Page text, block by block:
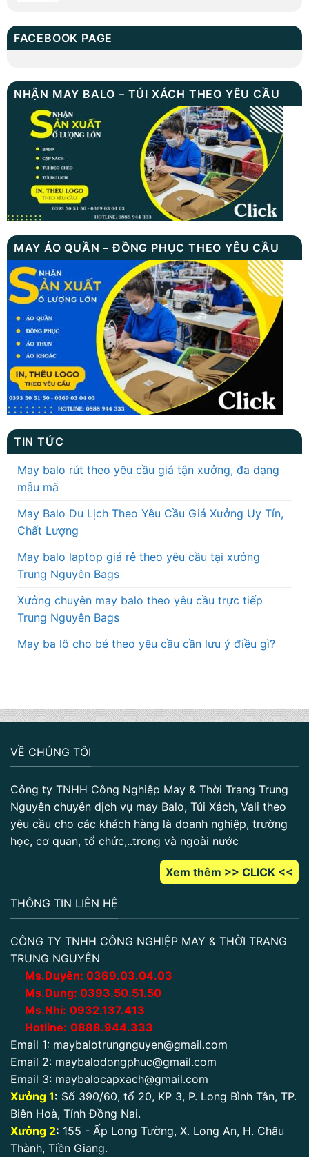
FACEBOOK PAGE
NHẬN MAY BALO – TÚI XÁCH THEO YÊU CẦU
MAY ÁO QUẦN – ĐỒNG PHỤC THEO YÊU CẦU
TIN TỨC
May balo rút theo yêu cầu giá tận xưởng, đa dạng
mẫu mã
May Balo Du Lịch Theo Yêu Cầu Giá Xưởng Uy Tín,
Chất Lượng
May balo laptop giá rẻ theo yêu cầu tại xưởng
Trung Nguyên Bags
Xưởng chuyên may balo theo yêu cầu trực tiếp
Trung Nguyên Bags
May ba lô cho bé theo yêu cầu cần lưu ý điều gì?
VỀ CHÚNG TÔI
Công ty TNHH Công Nghiệp May & Thời Trang Trung
Nguyên chuyên dịch vụ may Balo, Túi Xách, Vali theo
yêu cầu cho các khách hàng là doanh nghiệp, trường
học, cơ quan, tổ chức,..trong và ngoài nước
Xem thêm >> CLICK <<
THÔNG TIN LIÊN HỆ
CÔNG TY TNHH CÔNG NGHIỆP MAY & THỜI TRANG
TRUNG NGUYÊN
Ms.Duyên: 0369.03.04.03
Ms.Dung: 0393.50.51.50
Ms.Nhi: 0932.137.413
Hotline: 0888.944.333
Email 1: maybalotrungnguyen@gmail.com
Email 2: maybalodongphuc@gmail.com
Email 3: maybalocapxach@gmail.com
Xưởng 1: Số 390/60, tổ 20, KP 3, P. Long Bình Tân, TP.
Biên Hoà, Tỉnh Đồng Nai.
Xưởng 2: 155 - Ấp Long Tường, X. Long An, H. Châu
Thành, Tiền Giang.